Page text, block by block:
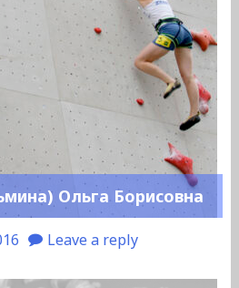
Ольга Борисовна
Leave a reply